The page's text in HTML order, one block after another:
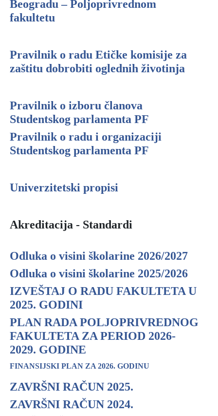
Beogradu – Poljoprivrednom
fakultetu
Pravilnik o radu Etičke komisije za
zaštitu dobrobiti oglednih životinja
Pravilnik o izboru članova
Studentskog parlamenta PF
Pravilnik o radu i organizaciji
Studentskog parlamenta PF
Univerzitetski propisi
Akreditacija - Standardi
Odluka o visini školarine 2026/2027
Odluka o visini školarine 2025/2026
IZVEŠTAJ O RADU FAKULTETA U
2025. GODINI
PLAN RADA POLJOPRIVREDNOG
FAKULTETA ZA PERIOD 2026-
2029. GODINE
FINANSIJSKI PLAN ZA 2026. GODINU
ZAVRŠNI RAČUN 2025.
ZAVRŠNI RAČUN 2024.